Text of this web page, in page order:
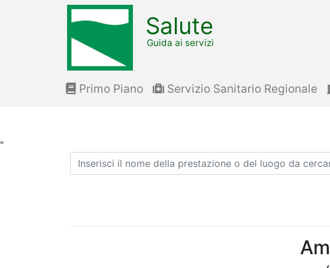
"
Salute
Guida ai servizi
Primo Piano Servizio Sanitario Regionale
Ricerca